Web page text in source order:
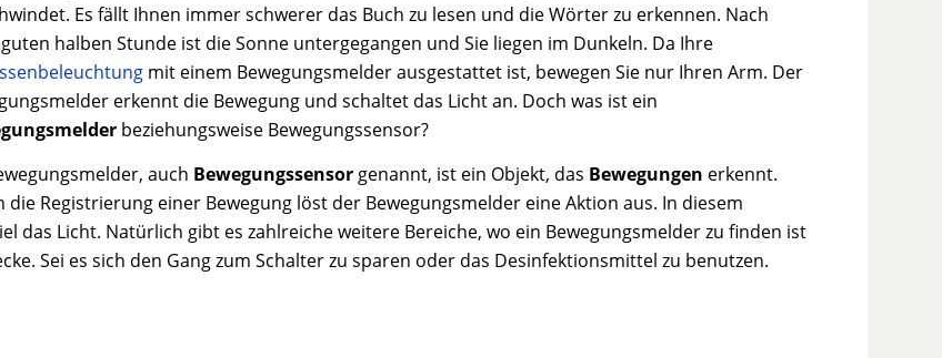
Es fällt Ihnen immer schwerer das Buch zu lesen und die Wörter zu erkennen. Nach
halben Stunde ist die Sonne untergegangen und Sie liegen im Dunkeln. Da Ihre
mit einem Bewegungsmelder ausgestattet ist, bewegen Sie nur Ihren Arm. Der
erkennt die Bewegung und schaltet das Licht an. Doch was ist ein
beziehungsweise Bewegungssensor?
auch Bewegungssensor genannt, ist ein Objekt, das Bewegungen erkennt.
die Registrierung einer Bewegung löst der Bewegungsmelder eine Aktion aus. In diesem
das Licht. Natürlich gibt es zahlreiche weitere Bereiche, wo ein Bewegungsmelder zu finden ist
Sei es sich den Gang zum Schalter zu sparen oder das Desinfektionsmittel zu benutzen.